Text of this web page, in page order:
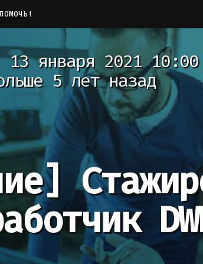
ПОМОЧЬ!
13 января 2021 10:00
5 лет назад